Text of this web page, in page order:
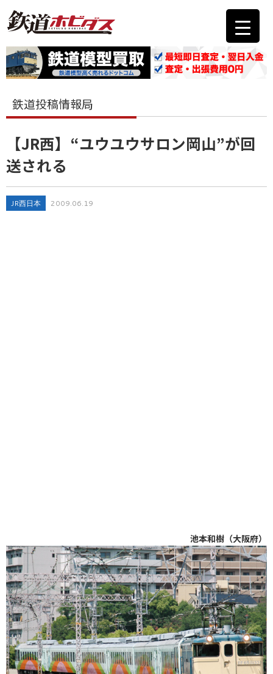
鉄道投稿情報局
【JR西】“ユウユウサロン岡山”が回
送される
JR西日本 2009.06.19
池本和樹（大阪府）